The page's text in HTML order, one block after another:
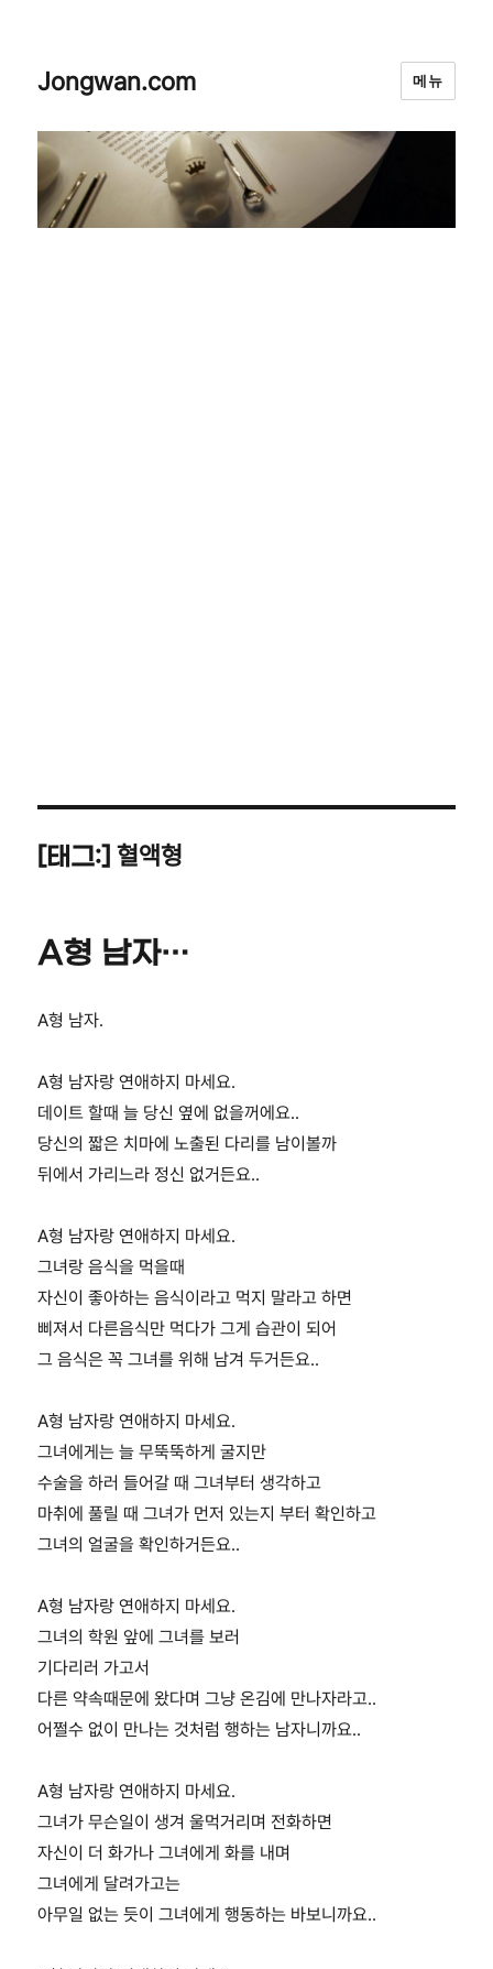
Jongwan.com 메뉴
[태그:] 혈액형
A형 남자…
A형 남자.
A형 남자랑 연애하지 마세요.
데이트 할때 늘 당신 옆에 없을꺼에요..
당신의 짧은 치마에 노출된 다리를 남이볼까
뒤에서 가리느라 정신 없거든요..
A형 남자랑 연애하지 마세요.
그녀랑 음식을 먹을때
자신이 좋아하는 음식이라고 먹지 말라고 하면
삐져서 다른음식만 먹다가 그게 습관이 되어
그 음식은 꼭 그녀를 위해 남겨 두거든요..
A형 남자랑 연애하지 마세요.
그녀에게는 늘 무뚝뚝하게 굴지만
수술을 하러 들어갈 때 그녀부터 생각하고
마취에 풀릴 때 그녀가 먼저 있는지 부터 확인하고
그녀의 얼굴을 확인하거든요..
A형 남자랑 연애하지 마세요.
그녀의 학원 앞에 그녀를 보러
기다리러 가고서
다른 약속때문에 왔다며 그냥 온김에 만나자라고..
어쩔수 없이 만나는 것처럼 행하는 남자니까요..
A형 남자랑 연애하지 마세요.
그녀가 무슨일이 생겨 울먹거리며 전화하면
자신이 더 화가나 그녀에게 화를 내며
그녀에게 달려가고는
아무일 없는 듯이 그녀에게 행동하는 바보니까요..